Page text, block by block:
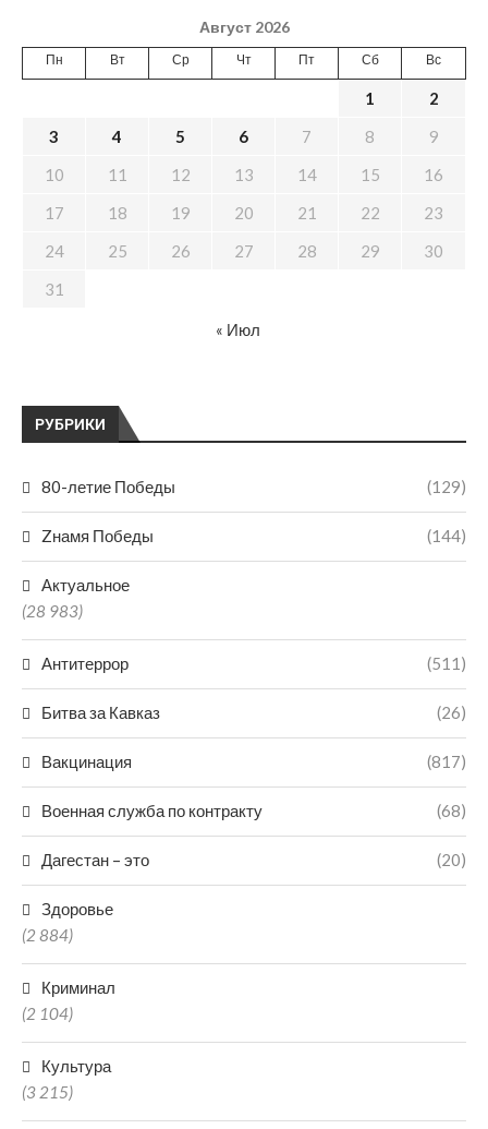
РУБРИКИ
80-летие Победы (129)
Zнамя Победы (144)
Актуальное
(28 983)
Антитеррор (511)
Битва за Кавказ (26)
Вакцинация (817)
Военная служба по контракту (68)
Дагестан – это (20)
Здоровье
(2 884)
Криминал
(2 104)
Культура
(3 215)
Август 2026
Пн Вт Ср Чт Пт Сб Вс
1
2
3
4 5 6 7 8
9
10
11 12 13 14 15
16
17
18 19 20 21 22
23
24
25 26 27 28 29
30
31
« Июл